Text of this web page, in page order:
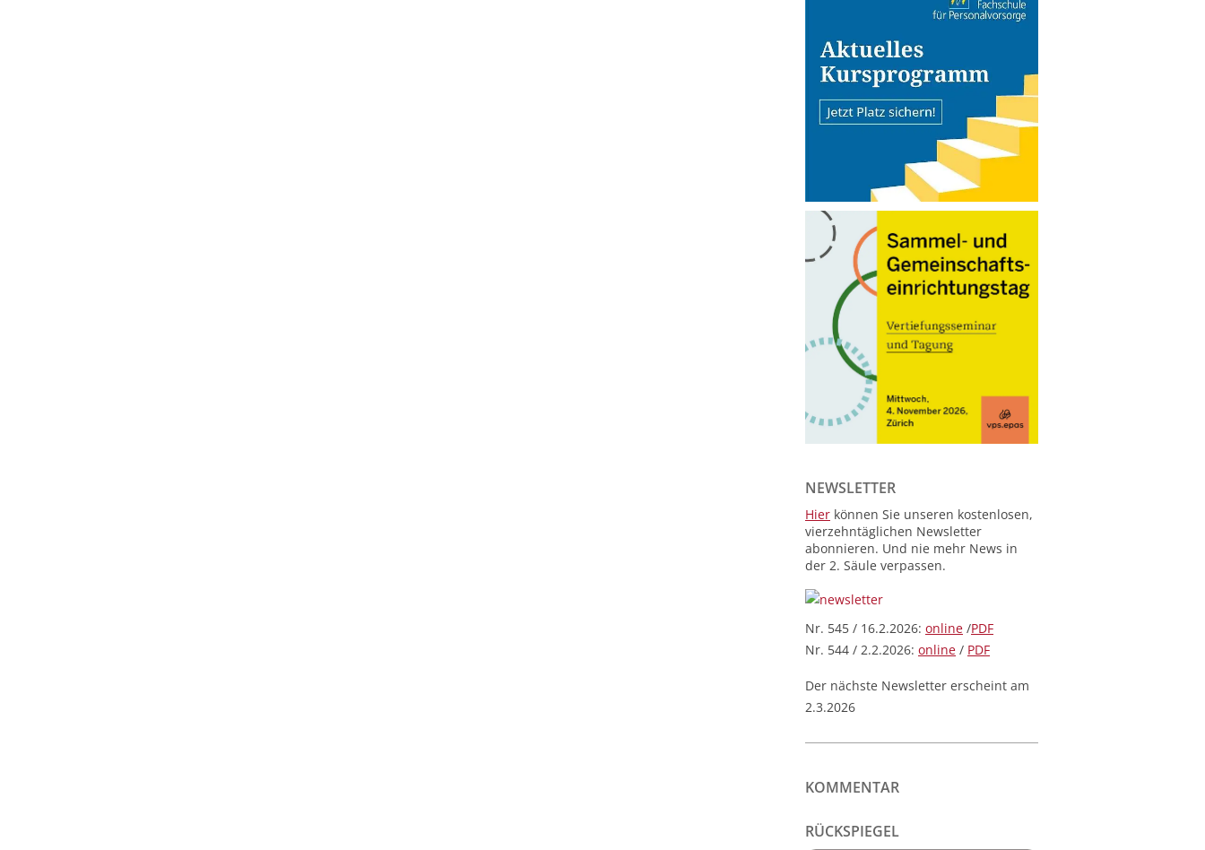
NEWSLETTER
Hier können Sie unseren kostenlosen,
vierzehntäglichen Newsletter
abonnieren. Und nie mehr News in
der 2. Säule verpassen.
Nr. 545 / 16.2.2026: online /PDF
Nr. 544 / 2.2.2026: online / PDF
Der nächste Newsletter erscheint am
2.3.2026
KOMMENTAR
RÜCKSPIEGEL